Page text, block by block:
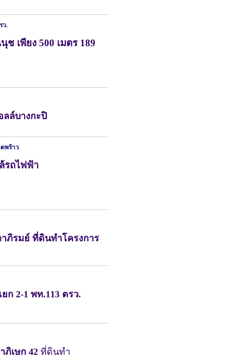
ว.
เพียง 500 เมตร 189
ล์บางกะปิ
พร้าว
รถไฟฟ้า
ภิรมย์ ที่ดินทำโครงการ
ก 2-1 พท.113 ตรว.
ภิเษก 42 ที่ดินทำ